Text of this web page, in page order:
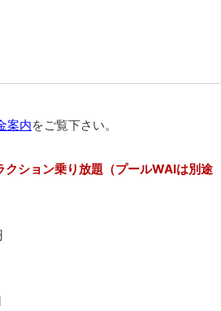
案内をご覧下さい。
ション乗り放題（プールWAIは別途